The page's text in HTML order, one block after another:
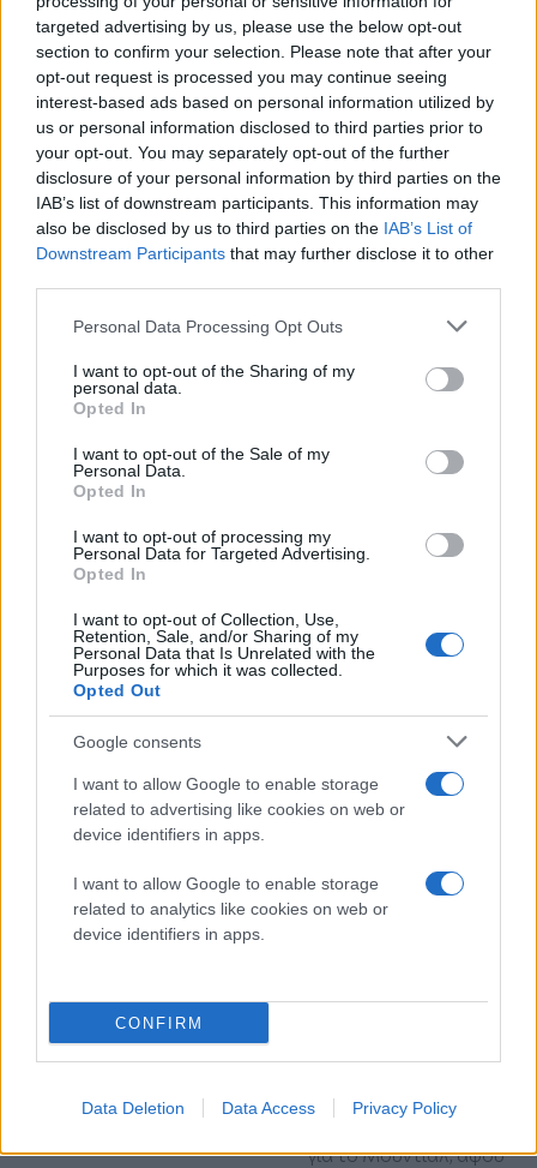
targeted advertising by us, please use the below opt-out
section to confirm your selection. Please note that after your
opt-out request is processed you may continue seeing
interest-based ads based on personal information utilized by
us or personal information disclosed to third parties prior to
your opt-out. You may separately opt-out of the further
disclosure of your personal information by third parties on the
IAB’s list of downstream participants. This information may
also be disclosed by us to third parties on the IAB’s List of
Downstream Participants that may further disclose it to other
Please note that this website/app uses one or more Google
not limited to your visit or usage behaviour. You may click to
grant or deny consent to Google and its third-party tags to
use your data for below specified purposes in below Google
consent section.
Personal Data Processing Opt Outs
I want to opt-out of the Sharing of my
personal data.
Opted In
I want to opt-out of the Sale of my
Personal Data.
Opted In
I want to opt-out of processing my
Personal Data for Targeted Advertising.
Opted In
I want to opt-out of Collection, Use,
Retention, Sale, and/or Sharing of my
Personal Data that Is Unrelated with the
Purposes for which it was collected.
Opted Out
Google consents
I want to allow Google to enable storage
related to advertising like cookies on web or
device identifiers in apps.
I want to allow Google to enable storage
related to analytics like cookies on web or
device identifiers in apps.
CONFIRM
Data Deletion Data Access Privacy Policy
Διαβάστε περισσότερα
Ανέτοιμος ο Άρης,
ισοφάρισε στο 90' σε 2-
2 τον Πανσερραϊκό στο
Πολλά πειράματα από
τον Μιχάλη Γρηγορίου,
ντεμπούτο για τον Ράφα
Μιρ
Σάββατο 08 Αυγ 2026, 16:33
οικογένειας
Ο 68χρονος Χόρχε δεν
για το Μουντιάλ, αφού